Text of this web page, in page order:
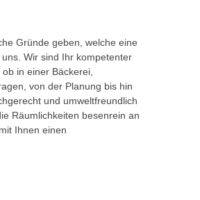
Gründe geben, welche eine
Wir sind Ihr kompetenter
in einer Bäckerei,
von der Planung bis hin
und umweltfreundlich
Räumlichkeiten besenrein an
Ihnen einen